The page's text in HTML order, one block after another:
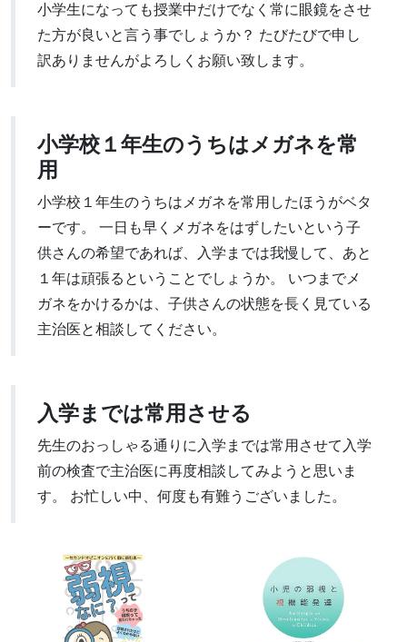
小学生になっても授業中だけでなく常に眼鏡をさせ
た方が良いと言う事でしょうか？ たびたびで申し
訳ありませんがよろしくお願い致します。
小学校１年生のうちはメガネを常
用
小学校１年生のうちはメガネを常用したほうがベタ
ーです。 一日も早くメガネをはずしたいという子
供さんの希望であれば、入学までは我慢して、あと
１年は頑張るということでしょうか。 いつまでメ
ガネをかけるかは、子供さんの状態を長く見ている
主治医と相談してください。
入学までは常用させる
先生のおっしゃる通りに入学までは常用させて入学
前の検査で主治医に再度相談してみようと思いま
す。 お忙しい中、何度も有難うございました。